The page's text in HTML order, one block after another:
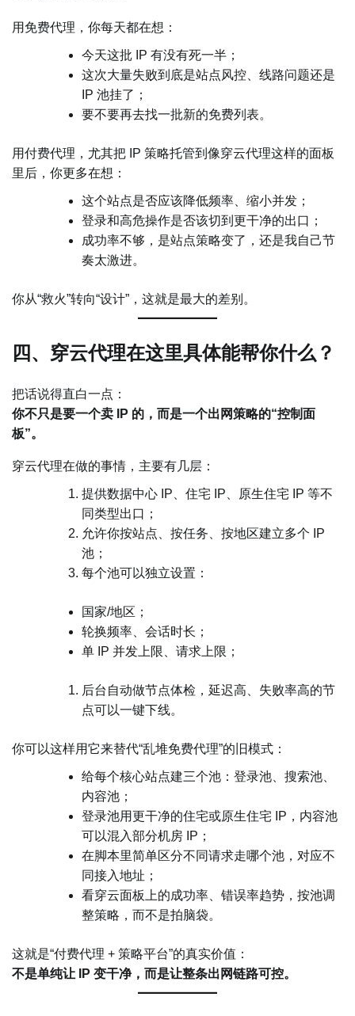
用免费代理，你每天都在想：
今天这批 IP 有没有死一半；
这次大量失败到底是站点风控、线路问题还是
IP 池挂了；
要不要再去找一批新的免费列表。
用付费代理，尤其把 IP 策略托管到像穿云代理这样的面板
里后，你更多在想：
这个站点是否应该降低频率、缩小并发；
登录和高危操作是否该切到更干净的出口；
成功率不够，是站点策略变了，还是我自己节
奏太激进。
你从“救火”转向“设计”，这就是最大的差别。
四、穿云代理在这里具体能帮你什么？
把话说得直白一点：
你不只是要一个卖 IP 的，而是一个出网策略的“控制面
板”。
穿云代理在做的事情，主要有几层：
提供数据中心 IP、住宅 IP、原生住宅 IP 等不
同类型出口；
允许你按站点、按任务、按地区建立多个 IP
池；
每个池可以独立设置：
国家/地区；
轮换频率、会话时长；
单 IP 并发上限、请求上限；
后台自动做节点体检，延迟高、失败率高的节
点可以一键下线。
你可以这样用它来替代“乱堆免费代理”的旧模式：
给每个核心站点建三个池：登录池、搜索池、
内容池；
登录池用更干净的住宅或原生住宅 IP，内容池
可以混入部分机房 IP；
在脚本里简单区分不同请求走哪个池，对应不
同接入地址；
看穿云面板上的成功率、错误率趋势，按池调
整策略，而不是拍脑袋。
这就是“付费代理 + 策略平台”的真实价值：
不是单纯让 IP 变干净，而是让整条出网链路可控。